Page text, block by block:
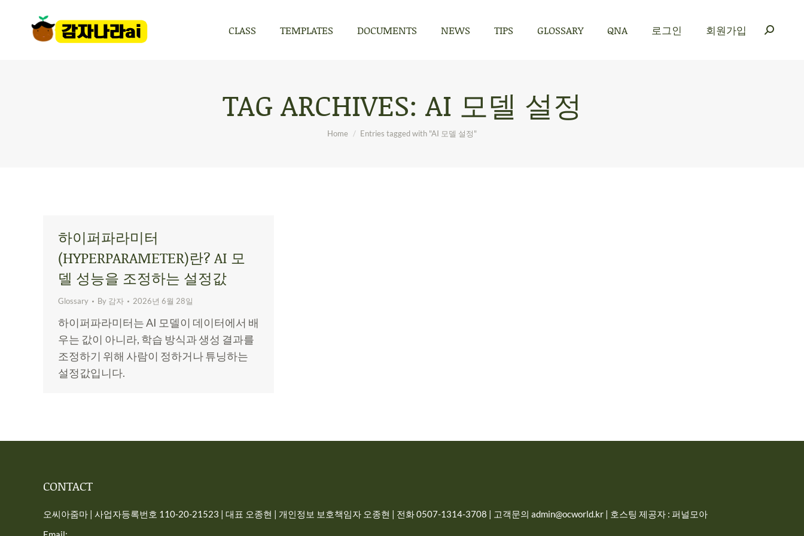
CLASS TEMPLATES DOCUMENTS NEWS TIPS GLOSSARY QNA 로그인 회원가입
TAG ARCHIVES:AI 모델 설정
You are here:
Home Entries tagged with "AI 모델 설정"
하이퍼파라미터
(HYPERPARAMETER)란? AI 모
델 성능을 조정하는 설정값
Glossary By 감자 2026년 6월 28일
하이퍼파라미터는 AI 모델이 데이터에서 배
우는 값이 아니라, 학습 방식과 생성 결과를
조정하기 위해 사람이 정하거나 튜닝하는
설정값입니다.
CONTACT
오씨아줌마 | 사업자등록번호 110-20-21523 | 대표 오종현 | 개인정보 보호책임자 오종현 | 전화 0507-1314-3708 | 고객문의 admin@ocworld.kr | 호스팅 제공자 : 퍼널모아
로그인 회원가입